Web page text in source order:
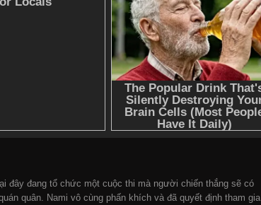
đây đang tổ chức một cuộc thi mà người chiến thắng sẽ có
quân. Nami vô cùng phấn khích và đã quyết định tham gia